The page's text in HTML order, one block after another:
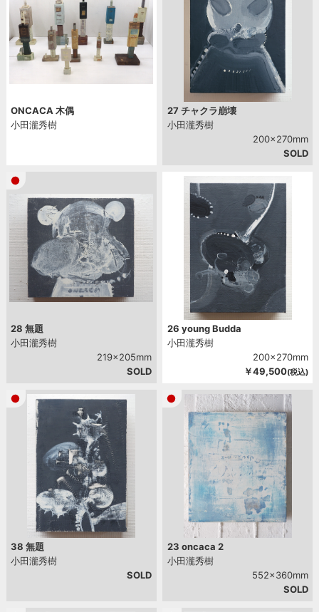
ONCACA 木偶
小田瀧秀樹
27 チャクラ崩壊
小田瀧秀樹
200x270mm
SOLD
28 無題
小田瀧秀樹
219x205mm
SOLD
26 young Budda
小田瀧秀樹
200x270mm
￥49,500(税込)
38 無題
小田瀧秀樹
SOLD
23 oncaca 2
小田瀧秀樹
552x360mm
SOLD